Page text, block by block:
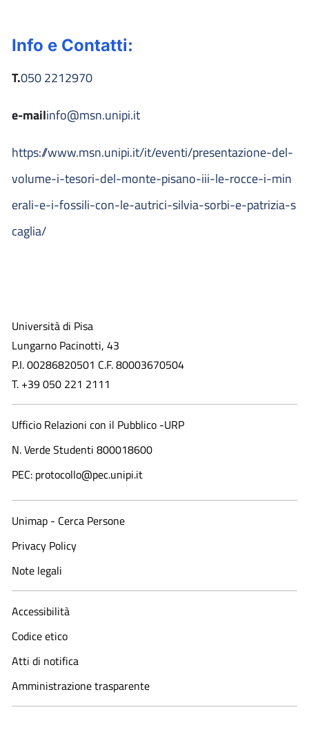
Info e Contatti:
T.050 2212970
e-mailinfo@msn.unipi.it
https://www.msn.unipi.it/it/eventi/presentazione-del-
volume-i-tesori-del-monte-pisano-iii-le-rocce-i-min
erali-e-i-fossili-con-le-autrici-silvia-sorbi-e-patrizia-s
caglia/
Università di Pisa
Lungarno Pacinotti, 43
P.I. 00286820501 C.F. 80003670504
T. +39 050 221 2111
Ufficio Relazioni con il Pubblico -URP
N. Verde Studenti 800018600​
PEC: protocollo@pec.unipi.it
Unimap - Cerca Persone
Privacy Policy
Note legali
Accessibilità
Codice etico
Atti di notifica
Amministrazione trasparente